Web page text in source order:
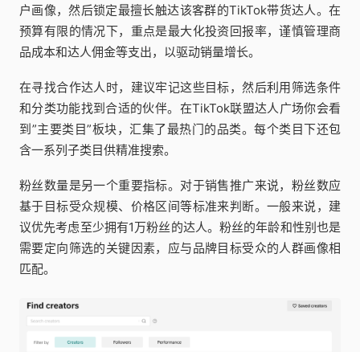
户画像，然后锁定最擅长触达该客群的TikTok带货达人。在
预算有限的情况下，重点是最大化投资回报率，谨慎管理商
品成本和达人佣金等支出，以驱动销量增长。
在寻找合作达人时，建议牢记这些目标，然后利用筛选条件
和分类功能找到合适的伙伴。在TikTok联盟达人广场你会看
到”主要类目”板块，汇集了最热门的品类。每个类目下还包
含一系列子类目供精准搜索。
粉丝数量是另一个重要指标。对于销售推广来说，粉丝数应
基于目标受众规模、价格区间等标准来判断。一般来说，建
议优先考虑至少拥有1万粉丝的达人。粉丝的年龄和性别也是
需要定向筛选的关键因素，应与品牌目标受众的人群画像相
匹配。